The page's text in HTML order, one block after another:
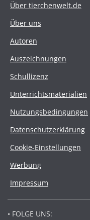
Über tierchenwelt.de
Über uns
Autoren
Auszeichnungen
Schullizenz
Unterrichtsmaterialien
Nutzungsbedingungen
Datenschutzerklärung
Cookie-Einstellungen
Werbung
Impressum
• FOLGE UNS: